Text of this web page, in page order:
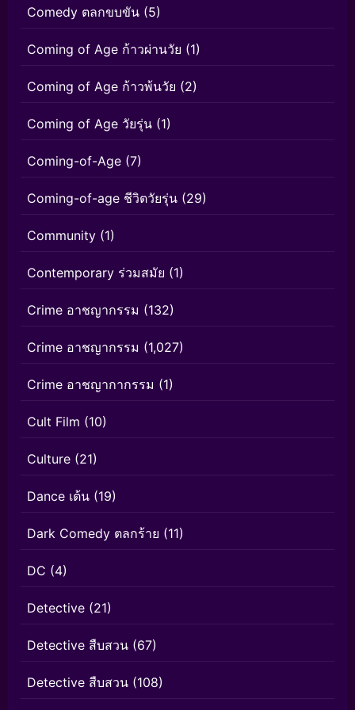
Comedy ตลกขบขัน (5)
Coming of Age ก้าวผ่านวัย (1)
Coming of Age ก้าวพ้นวัย (2)
Coming of Age วัยรุ่น (1)
Coming-of-Age (7)
Coming-of-age ชีวิตวัยรุ่น (29)
Community (1)
Contemporary ร่วมสมัย (1)
Crime อาชญากรรม (132)
Crime อาชญากรรม (1,027)
Crime อาชญากากรรม (1)
Cult Film (10)
Culture (21)
Dance เต้น (19)
Dark Comedy ตลกร้าย (11)
DC (4)
Detective (21)
Detective สืบสวน (67)
Detective สืบสวน (108)